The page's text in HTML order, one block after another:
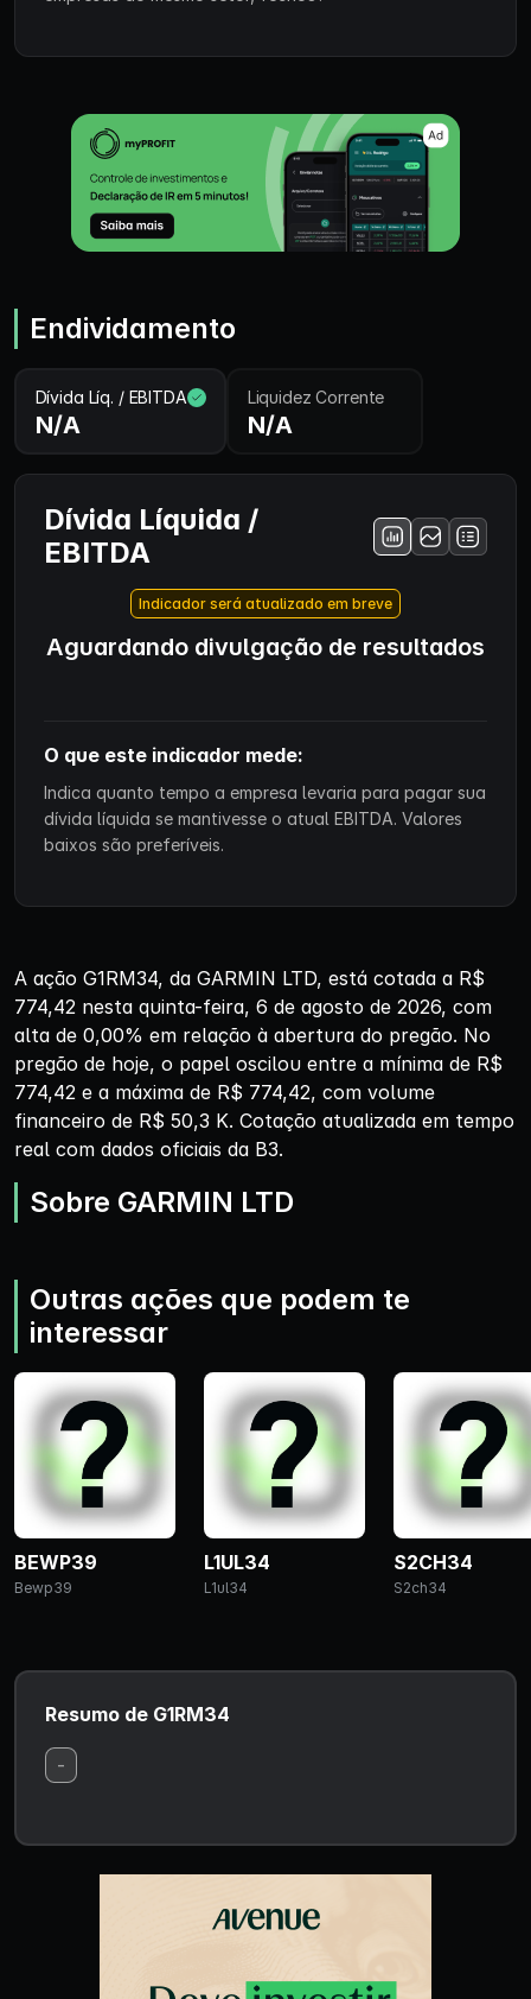
Endividamento
Dívida Líq. / EBITDA
N/A
Liquidez Corrente
N/A
Dívida Líquida /
EBITDA
Indicador será atualizado em breve
Aguardando divulgação de resultados
O que este indicador mede:
Indica quanto tempo a empresa levaria para pagar sua
dívida líquida se mantivesse o atual EBITDA. Valores
baixos são preferíveis.
A ação G1RM34, da GARMIN LTD, está cotada a R$
774,42 nesta quinta-feira, 6 de agosto de 2026, com
alta de 0,00% em relação à abertura do pregão. No
pregão de hoje, o papel oscilou entre a mínima de R$
774,42 e a máxima de R$ 774,42, com volume
financeiro de R$ 50,3 K. Cotação atualizada em tempo
real com dados oficiais da B3.
Sobre GARMIN LTD
Outras ações que podem te
interessar
BEWP39
Bewp39
L1UL34
L1ul34
S2CH34
S2ch34
Resumo de G1RM34
-